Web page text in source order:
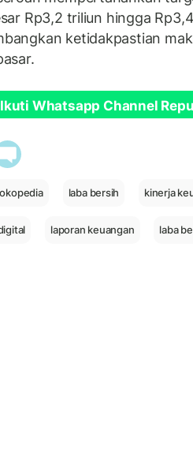
Rp3,2 triliun hingga
ketidakpastian
Ikuti Whatsapp Channel
laba bersih kinerja
laporan keuangan laba